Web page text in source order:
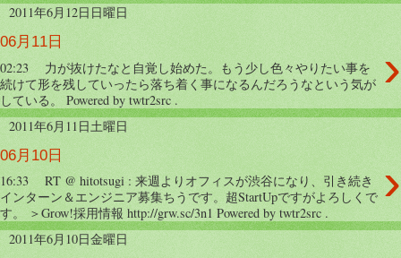
2011年6月12日日曜日
06月11日 ›
02:23 力が抜けたなと自覚し始めた。もう少し色々やりたい事を
続けて形を残していったら落ち着く事になるんだろうなという気が
している。 Powered by twtr2src .
2011年6月11日土曜日
06月10日 ›
16:33 RT @ hitotsugi : 来週よりオフィスが渋谷になり、引き続き
インターン＆エンジニア募集ちうです。超StartUpですがよろしくで
す。 ＞Grow!採用情報 http://grw.sc/3n1 Powered by twtr2src .
2011年6月10日金曜日